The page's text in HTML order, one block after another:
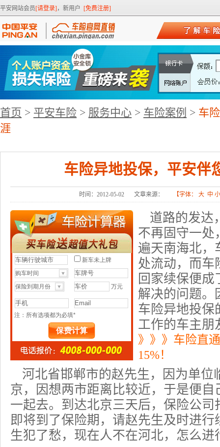
平安网站会员[请登录] ，新用户 [免费注册]
首页 > 平安车险 > 服务中心 > 车险案例 > 车
涯
车险异地投保，平安伴
时间：2012-05-02 文章来源： 【字体： 大 中 小
道路的发达
不再固守一处
遍天南海北，
处流动，而车
回家续保便
解决的问题。
车险异地投保
工作的车主朋
》》》车险直
15%！
河北省邯郸市的赵先生，因为单位
京，因想两市距离比较近，于是便
一起去。到达北京三天后，保险公
即将到了保险期，请赵先生及时进
生犯了愁，现在人不在河北，怎么进